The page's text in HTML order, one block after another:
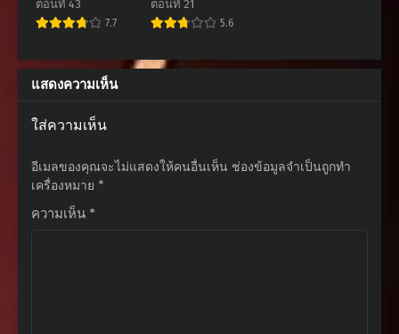
ตอนที่ 135
กันยายน 18, 2025
ตอนที่ 134
กันยายน 18, 2025
ตอนที่ 133
ตอนที่ 132
กันยายน 18, 2025
mochi datta
Youhei Toshite
Jiyuu ni Ikitai
ตอนที่ 43
7.7
Magic
ตอนที่ 21
5.6
แสดงความเห็น
ใส่ความเห็น
อีเมลของคุณจะไม่แสดงให้คนอื่นเห็น ช่องข้อมูลจำเป็นถูกทำ
เครื่องหมาย *
ความเห็น *